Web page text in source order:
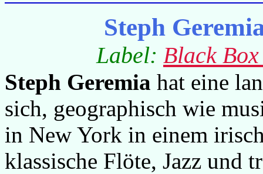
Steph
Label: Black
Steph Geremia hat eine
sich, geographisch wie
in New York in einem
klassische Flöte, Jazz und